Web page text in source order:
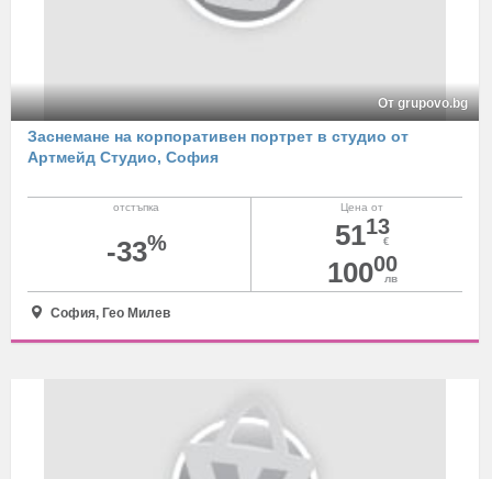
От grupovo.bg
Заснемане на корпоративен портрет в студио от
Артмейд Студио, София
Цена от
5113
€
10000
лв
отстъпка
-33%
София, Гео Милев